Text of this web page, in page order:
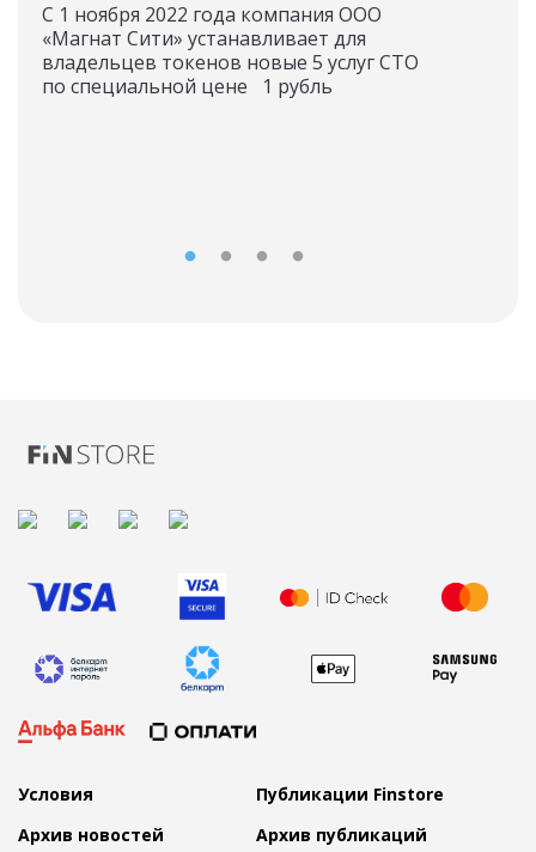
С 1 ноября 2022 года компания ООО
«Магнат Сити» устанавливает для
владельцев токенов новые 5 услуг СТО
по специальной цене 1 рубль
Условия
Публикации Finstore
Архив новостей
Архив публикаций